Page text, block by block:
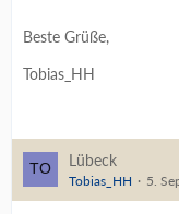
Beste Grüße,
Tobias_HH
Lübeck
Tobias_HH 5.